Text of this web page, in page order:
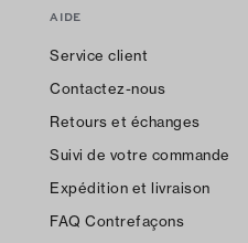
AIDE
Service client
Contactez-nous
Retours et échanges
Suivi de votre commande
Expédition et livraison
FAQ Contrefaçons